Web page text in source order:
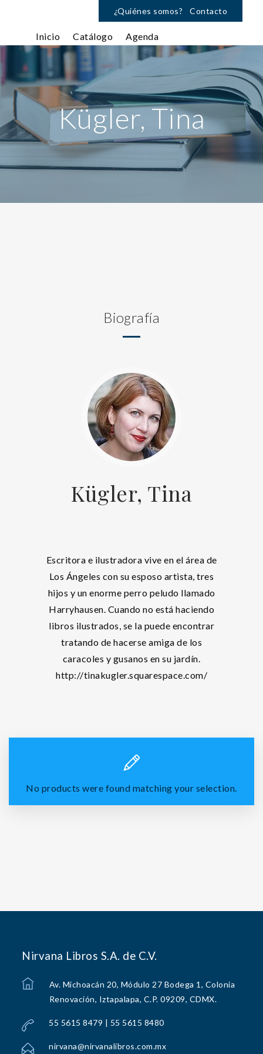
¿Quiénes somos? Contacto
Inicio Catálogo Agenda
Kügler, Tina
Biografía
Kügler, Tina
Escritora e ilustradora vive en el área de
Los Ángeles con su esposo artista, tres
hijos y un enorme perro peludo llamado
Harryhausen. Cuando no está haciendo
libros ilustrados, se la puede encontrar
tratando de hacerse amiga de los
caracoles y gusanos en su jardín.
http://tinakugler.squarespace.com/
No products were found matching your selection.
Nirvana Libros S.A. de C.V.
Av. Michoacán 20, Módulo 27 Bodega 1, Colonia
Renovación, Iztapalapa, C.P. 09209, CDMX.
55 5615 8479 | 55 5615 8480
nirvana@nirvanalibros.com.mx